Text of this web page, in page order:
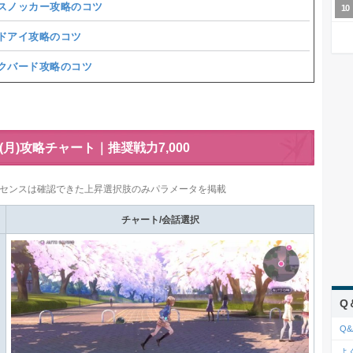
ノッカー攻略のコツ
アイ攻略のコツ
バード攻略のコツ
)攻略チャート｜推奨戦力7,000
ンスは確認できた上昇選択肢のみパラメータを掲載
チャート/会話選択
Q